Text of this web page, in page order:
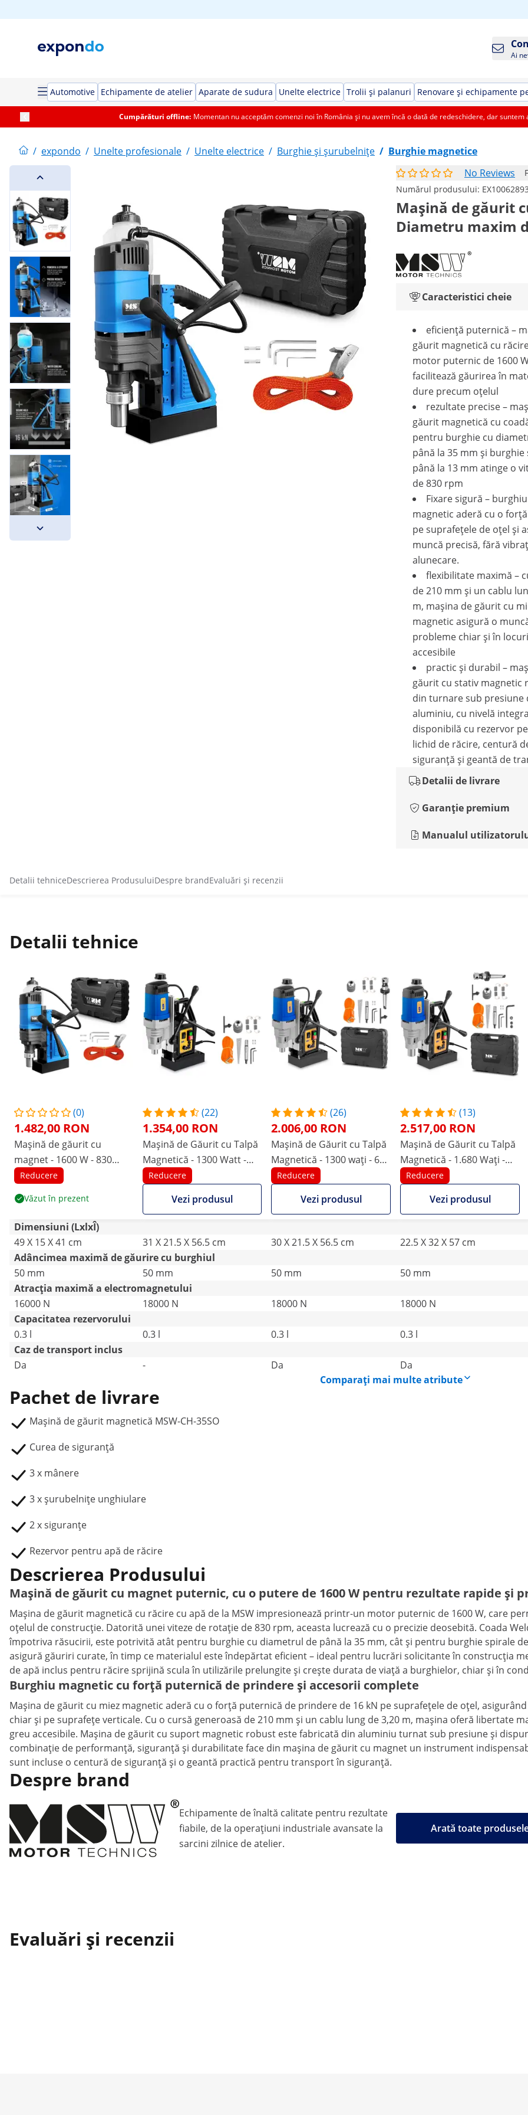
Ai
Automotive Echipamente de atelier Aparate de sudura Unelte electrice Trolii și palanuri Renovare și echipamente
Cumpărături offline: Momentan nu acceptăm comenzi noi în România și nu avem încă o dată de redeschidere, dar
/ expondo / Unelte profesionale / Unelte electrice / Burghie și șurubelnițe / Burghie magnetice
No Reviews
Numărul produsului:
Mașină de găurit
Diametru maxim
Caracteristici cheie
eficiență puternică –
găurit magnetică cu
motor puternic de 1600
facilitează găurirea în
dure precum oțelul
rezultate precise –
găurit magnetică cu
pentru burghie cu
până la 35 mm și burghie
până la 13 mm atinge o
de 830 rpm
Fixare sigură –
magnetic aderă cu o
pe suprafețele de oțel și
muncă precisă, fără
alunecare.
flexibilitate maximă –
de 210 mm și un cablu
m, mașina de găurit cu
magnetic asigură o
probleme chiar și în
accesibile
practic și durabil –
găurit cu stativ magnetic
din turnare sub presiune
aluminiu, cu nivelă
disponibilă cu rezervor
lichid de răcire, centură
siguranță și geantă de
Detalii de livrare
Garanție premium
Manualul
Detalii tehniceDescrierea ProdusuluiDespre brandEvaluări și recenzii
Detalii tehnice
(0)
1.482,00 RON
Mașină de găurit cu
magnet - 1600 W - 830
rot/min - Diametru maxim
Reducere
Văzut în prezent
(22)
1.354,00 RON
Mașină de Găurit cu Talpă
Magnetică - 1300 Watt -
600 r/min
Reducere
Vezi produsul
(26)
2.006,00 RON
Mașină de Găurit cu Talpă
Magnetică - 1300 wați - 600
rpm - Tijă Weldon 19 mm
Reducere
Vezi produsul
(13)
2.517,00 RON
Mașină de Găurit cu Talpă
Magnetică - 1.680 Wați -
370 r/min - Tijă Weldon 19
mm
Reducere
Vezi produsul
Dimensiuni (LxlxÎ)
49 X 15 X 41 cm
31 X 21.5 X 56.5 cm 30 X 21.5 X 56.5 cm
22.5 X 32 X 57 cm
Adâncimea maximă de găurire cu burghiul
50 mm
50 mm 50 mm
50 mm
Atracția maximă a electromagnetului
16000 N
18000 N 18000 N
18000 N
Capacitatea rezervorului
0.3 l
0.3 l 0.3 l
0.3 l
Caz de transport inclus
Da
- Da
Da
Comparați mai multe atribute
Pachet de livrare
Mașină de găurit magnetică MSW-CH-35SO
Curea de siguranță
3 x mânere
3 x șurubelnițe unghiulare
2 x siguranțe
Rezervor pentru apă de răcire
Descrierea Produsului
Mașină de găurit cu magnet puternic, cu o putere de 1600 W pentru rezultate rapide și
Mașina de găurit magnetică cu răcire cu apă de la MSW impresionează printr-un motor puternic de 1600 W, care
oțelul de construcție. Datorită unei viteze de rotație de 830 rpm, aceasta lucrează cu o precizie deosebită. Coada
împotriva răsucirii, este potrivită atât pentru burghie cu diametrul de până la 35 mm, cât și pentru burghie spirale
asigură găuriri curate, în timp ce materialul este îndepărtat eficient – ideal pentru lucrări solicitante în construcția
de apă inclus pentru răcire sprijină scula în utilizările prelungite și crește durata de viață a burghielor, chiar și în
Burghiu magnetic cu forță puternică de prindere și accesorii complete
Mașina de găurit cu miez magnetic aderă cu o forță puternică de prindere de 16 kN pe suprafețele de oțel,
chiar și pe suprafețe verticale. Cu o cursă generoasă de 210 mm și un cablu lung de 3,20 m, mașina oferă libertate
greu accesibile. Mașina de găurit cu suport magnetic robust este fabricată din aluminiu turnat sub presiune și
combinație de performanță, siguranță și durabilitate face din mașina de găurit cu magnet un instrument
sunt incluse o centură de siguranță și o geantă practică pentru transport în siguranță.
Despre brand
Echipamente de înaltă calitate pentru rezultate
fiabile, de la operațiuni industriale avansate la
sarcini zilnice de atelier.
Arată toate
Evaluări și recenzii